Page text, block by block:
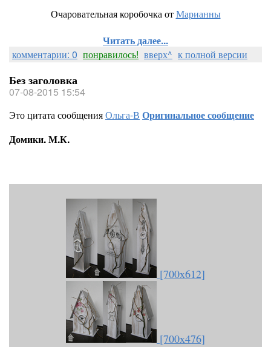
Очаровательная коробочка отМарианны
Читать далее...
комментарии: 0 понравилось! вверх^ к полной версии
Без заголовка
07-08-2015 15:54
Это цитата сообщенияОльга-В Оригинальное сообщение
Домики. М.К.
[700x612]
[700x476]